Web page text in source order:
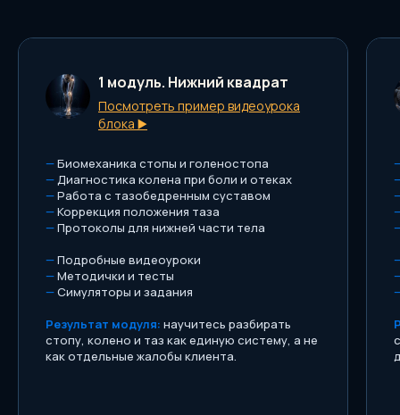
1 модуль. Нижний квадрат
Посмотреть пример видеоурока
блока ▶️
—Биомеханика стопы и голеностопа
—Диагностика колена при боли и отеках
—Работа с тазобедренным суставом
—Коррекция положения таза
—Протоколы для нижней части тела
—Подробные видеоуроки
—Методички и тесты
—Симуляторы и задания
Результат модуля: научитесь разбирать
стопу, колено и таз как единую систему, а не
как отдельные жалобы клиента.
прохождения курса
кабинет для прохождения
материала
Срок курса - 12 месяцев
Еженедельный прямой эфир
группы с ответами на вопросы
Методички и памятки по всему
материалу
Старт — 24 августа
204 000₽
Оформить курс